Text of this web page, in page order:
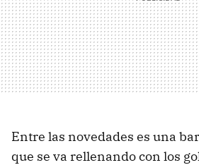
Entre las novedades es una
que se va rellenando con los